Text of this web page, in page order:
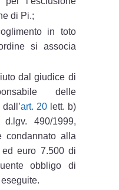
di Pi.;
in toto
si associa
dal giudice di
delle
art. 20 lett. b)
490/1999,
condannato alla
euro 7.500 di
obbligo di